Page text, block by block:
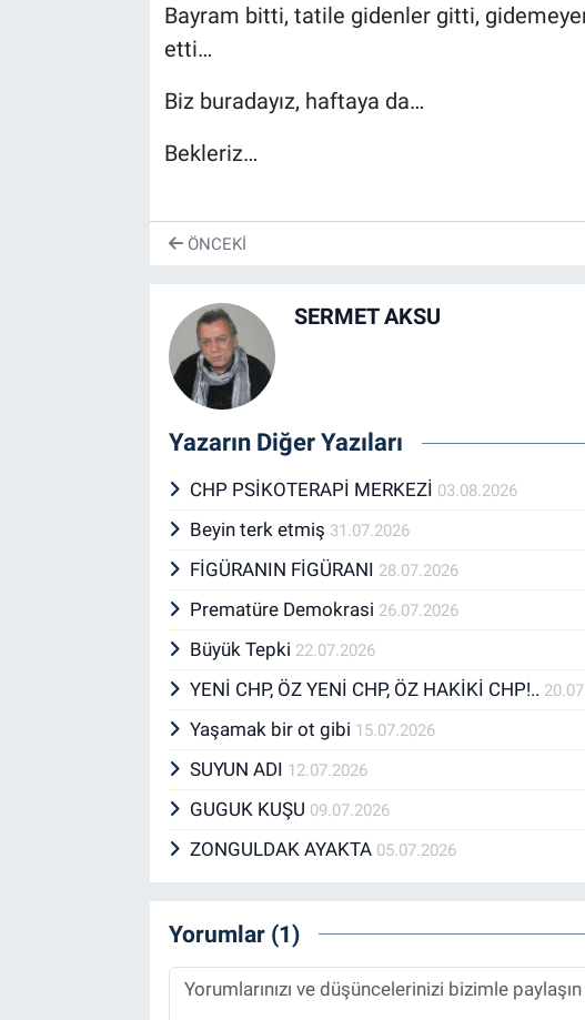
Bayram bitti, tatile gidenler gitti,
etti…
Biz buradayız, haftaya da…
Bekleriz…
ÖNCEKI
SERMET AKSU
Yazarın Diğer Yazıları
CHP PSİKOTERAPİ MERKEZİ 03.08.2026
Beyin terk etmiş 31.07.2026
FİGÜRANIN FİGÜRANI 28.07.2026
Prematüre Demokrasi 26.07.2026
Büyük Tepki 22.07.2026
YENİ CHP, ÖZ YENİ CHP, ÖZ HAKİKİ CHP!..
Yaşamak bir ot gibi 15.07.2026
SUYUN ADI 12.07.2026
GUGUK KUŞU 09.07.2026
ZONGULDAK AYAKTA 05.07.2026
Yorumlar (1)